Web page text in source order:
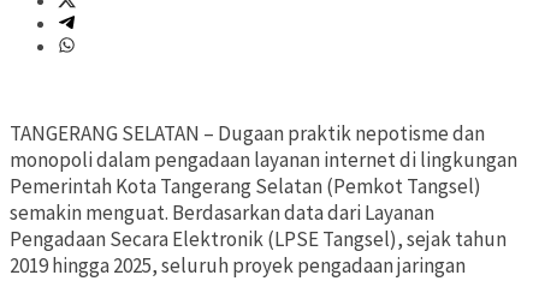
TANGERANG SELATAN – Dugaan praktik nepotisme dan
monopoli dalam pengadaan layanan internet di lingkungan
Pemerintah Kota Tangerang Selatan (Pemkot Tangsel)
semakin menguat. Berdasarkan data dari Layanan
Pengadaan Secara Elektronik (LPSE Tangsel), sejak tahun
2019 hingga 2025, seluruh proyek pengadaan jaringan